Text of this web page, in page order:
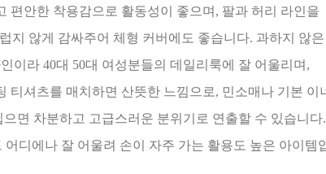
편안한 착용감으로 활동성이 좋으며, 팔과 허리 라인을
지 않게 감싸주어 체형 커버에도 좋습니다. 과하지 않은
이라 40대 50대 여성분들의 데일리룩에 잘 어울리며,
티셔츠를 매치하면 산뜻한 느낌으로, 민소매나 기본 이
으면 차분하고 고급스러운 분위기로 연출할 수 있습니다.
어디에나 잘 어울려 손이 자주 가는 활용도 높은 아이템